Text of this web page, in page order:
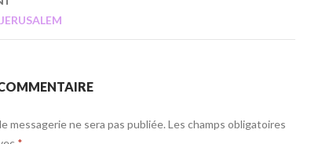
messagerie ne sera pas publiée. Les champs obligatoires